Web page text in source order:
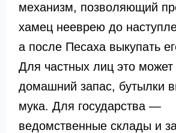
механизм, позволяющий
хамец нееврею до
а после Песаха выкупать
Для частных лиц это может
домашний запас, бутылки
мука. Для государства —
ведомственные склады и